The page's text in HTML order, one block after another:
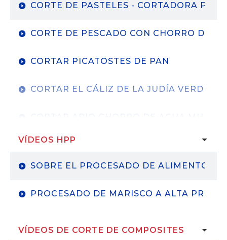
CORTE DE PASTELES - CORTADORA POR
CORTE DE PESCADO CON CHORRO DE
CORTAR PICATOSTES DE PAN
CORTAR EL CÁLIZ DE LA JUDÍA VERDE
PROCESAMIENTO DEL APIO-GRANJAS
VÍDEOS HPP
SOBRE EL PROCESADO DE ALIMENTOS
PROCESADO DE MARISCO A ALTA
VÍDEOS DE CORTE DE COMPOSITES